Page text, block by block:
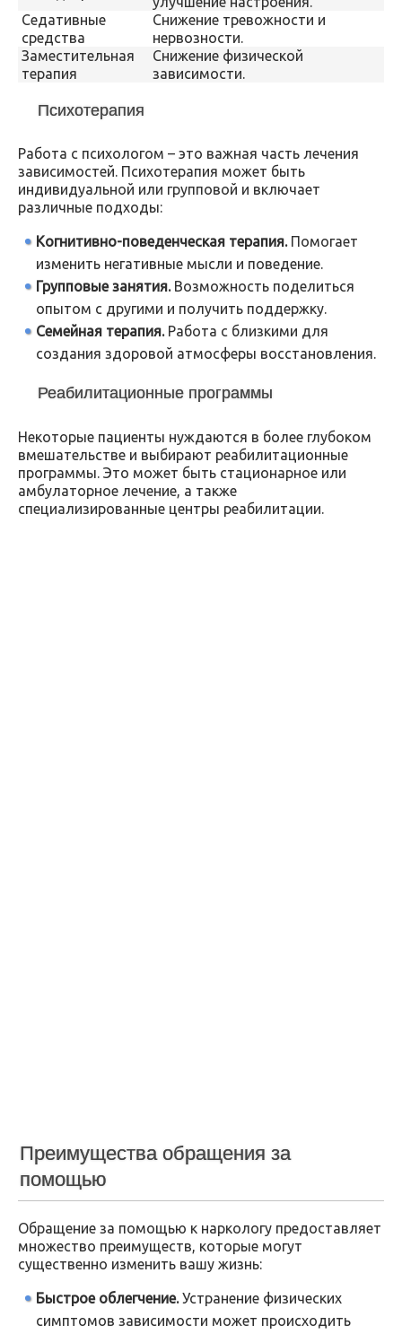
Седативные
средства
Снижение тревожности и
нервозности.
Заместительная
терапия
Снижение физической
зависимости.
Психотерапия
Работа с психологом – это важная часть лечения
зависимостей. Психотерапия может быть
индивидуальной или групповой и включает
различные подходы:
Когнитивно-поведенческая терапия.Помогает
изменить негативные мысли и поведение.
Групповые занятия.Возможность поделиться
опытом с другими и получить поддержку.
Семейная терапия.Работа с близкими для
создания здоровой атмосферы восстановления.
Реабилитационные программы
Некоторые пациенты нуждаются в более глубоком
вмешательстве и выбирают реабилитационные
программы. Это может быть стационарное или
амбулаторное лечение, а также
специализированные центры реабилитации.
Преимущества обращения за
помощью
Обращение за помощью к наркологу предоставляет
множество преимуществ, которые могут
существенно изменить вашу жизнь:
Быстрое облегчение.Устранение физических
симптомов зависимости может происходить